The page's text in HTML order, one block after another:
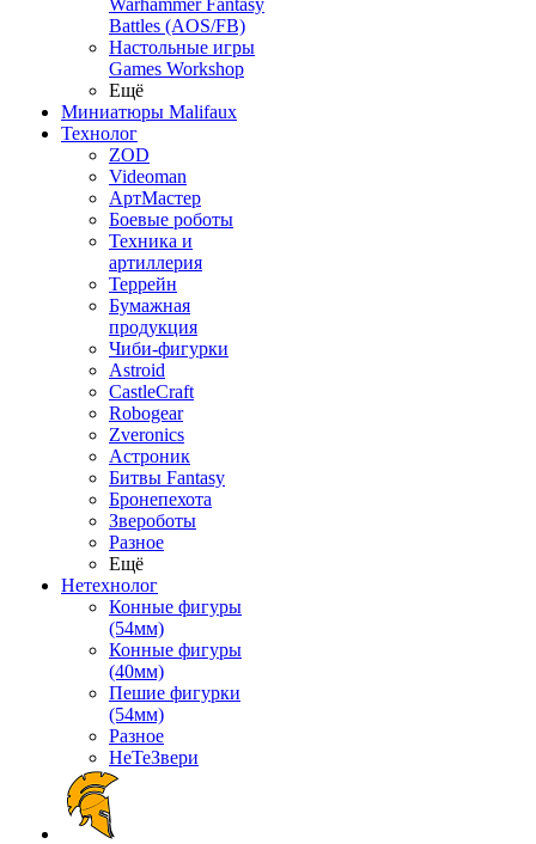
Warhammer Fantasy
Battles (AOS/FB)
Настольные игры
Games Workshop
Ещё
Миниатюры Malifaux
Технолог
ZOD
Videoman
АртМастер
Боевые роботы
Техника и
артиллерия
Террейн
Бумажная
продукция
Чиби-фигурки
Astroid
CastleCraft
Robogear
Zveronics
Астроник
Битвы Fantasy
Бронепехота
Звероботы
Разное
Ещё
Нетехнолог
Конные фигуры
(54мм)
Конные фигуры
(40мм)
Пешие фигурки
(54мм)
Разное
НеТеЗвери